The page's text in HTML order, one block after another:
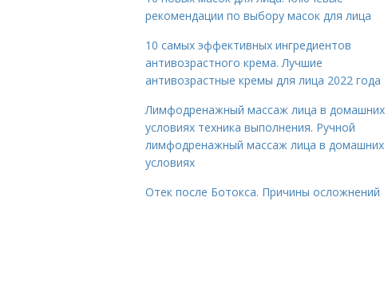
рекомендации по выбору масок для лица
10 самых эффективных ингредиентов
антивозрастного крема. Лучшие
антивозрастные кремы для лица 2022 года
Лимфодренажный массаж лица в домашних
условиях техника выполнения. Ручной
лимфодренажный массаж лица в домашних
условиях
Отек после Ботокса. Причины осложнений